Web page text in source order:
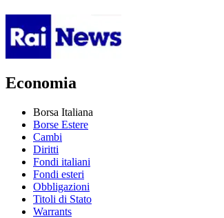
Economia
Borsa Italiana
Borse Estere
Cambi
Diritti
Fondi italiani
Fondi esteri
Obbligazioni
Titoli di Stato
Warrants